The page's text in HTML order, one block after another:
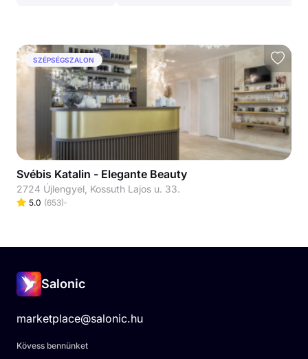
SZÉPSÉGSZALON
Svébis Katalin - Elegante Beauty
2724 Újlengyel, Kossuth Lajos u. 33.
5.0 (653)
Salonic
marketplace@salonic.hu
Kövess bennünket